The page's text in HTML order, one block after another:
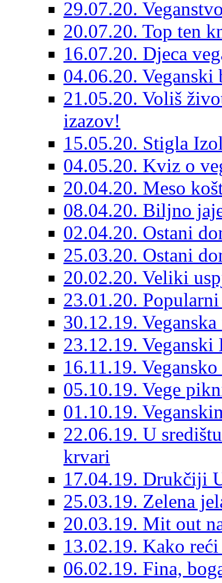
29.07.20.
20.07.20. Top ten
16.07.20. Djeca
04.06.20. Veganski
21.05.20. Voliš
izazov!
15.05.20. Stigla
04.05.20. Kviz o
20.04.20. Meso
08.04.20. Biljno
02.04.20. Ostani
25.03.20. Ostani
20.02.20. Veliki
23.01.20.
30.12.19.
23.12.19. Veganski
16.11.19.
05.10.19. Vege
01.10.19.
22.06.19. U
krvari
17.04.19. Drukčiji
25.03.19. Zelena
20.03.19. Mit out
13.02.19. Kako
06.02.19. Fina,